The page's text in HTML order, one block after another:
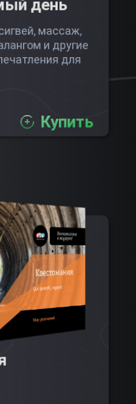
день
массаж,
и другие
для
Купить